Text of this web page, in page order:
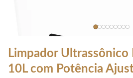
Limpador Ultrassônico
10L com Potência